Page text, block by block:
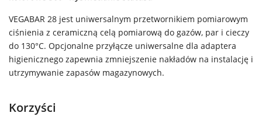
VEGABAR 28 jest uniwersalnym przetwornikiem pomiarowym
ciśnienia z ceramiczną celą pomiarową do gazów, par i cieczy
do 130°C. Opcjonalne przyłącze uniwersalne dla adaptera
higienicznego zapewnia zmniejszenie nakładów na instalację i
utrzymywanie zapasów magazynowych.
Korzyści